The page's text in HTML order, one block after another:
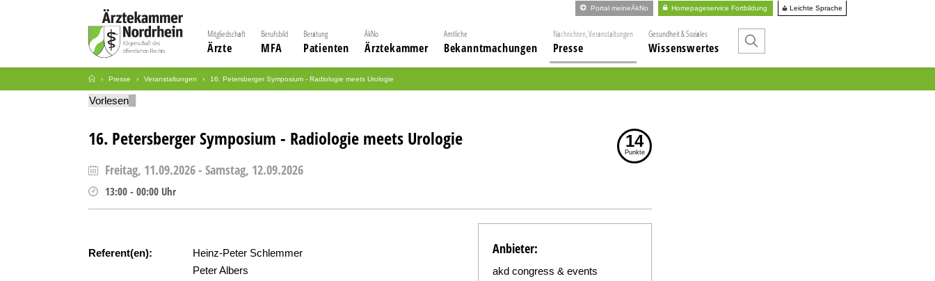
Portal meineÄkNo Homepageservice Fortbildung Leichte Sprache
Mitgliedschaft
Ärzte
Berufsbild
MFA
Beratung
Patienten
ÄkNo
Ärztekammer
Amtliche
Bekanntmachungen
Nachrichten, Veranstaltungen
Presse
Gesundheit & Soziales
Wissenswertes
Presse Veranstaltungen 16. Petersberger Symposium - Radiologie meets Urologie
Vorlesen
16. Petersberger Symposium - Radiologie meets Urologie 14
Punkte
Freitag, 11.09.2026- Samstag, 12.09.2026
13:00 - 00:00 Uhr
Referent(en):
Heinz-Peter Schlemmer
Peter Albers
Anbieter:
akd congress & events